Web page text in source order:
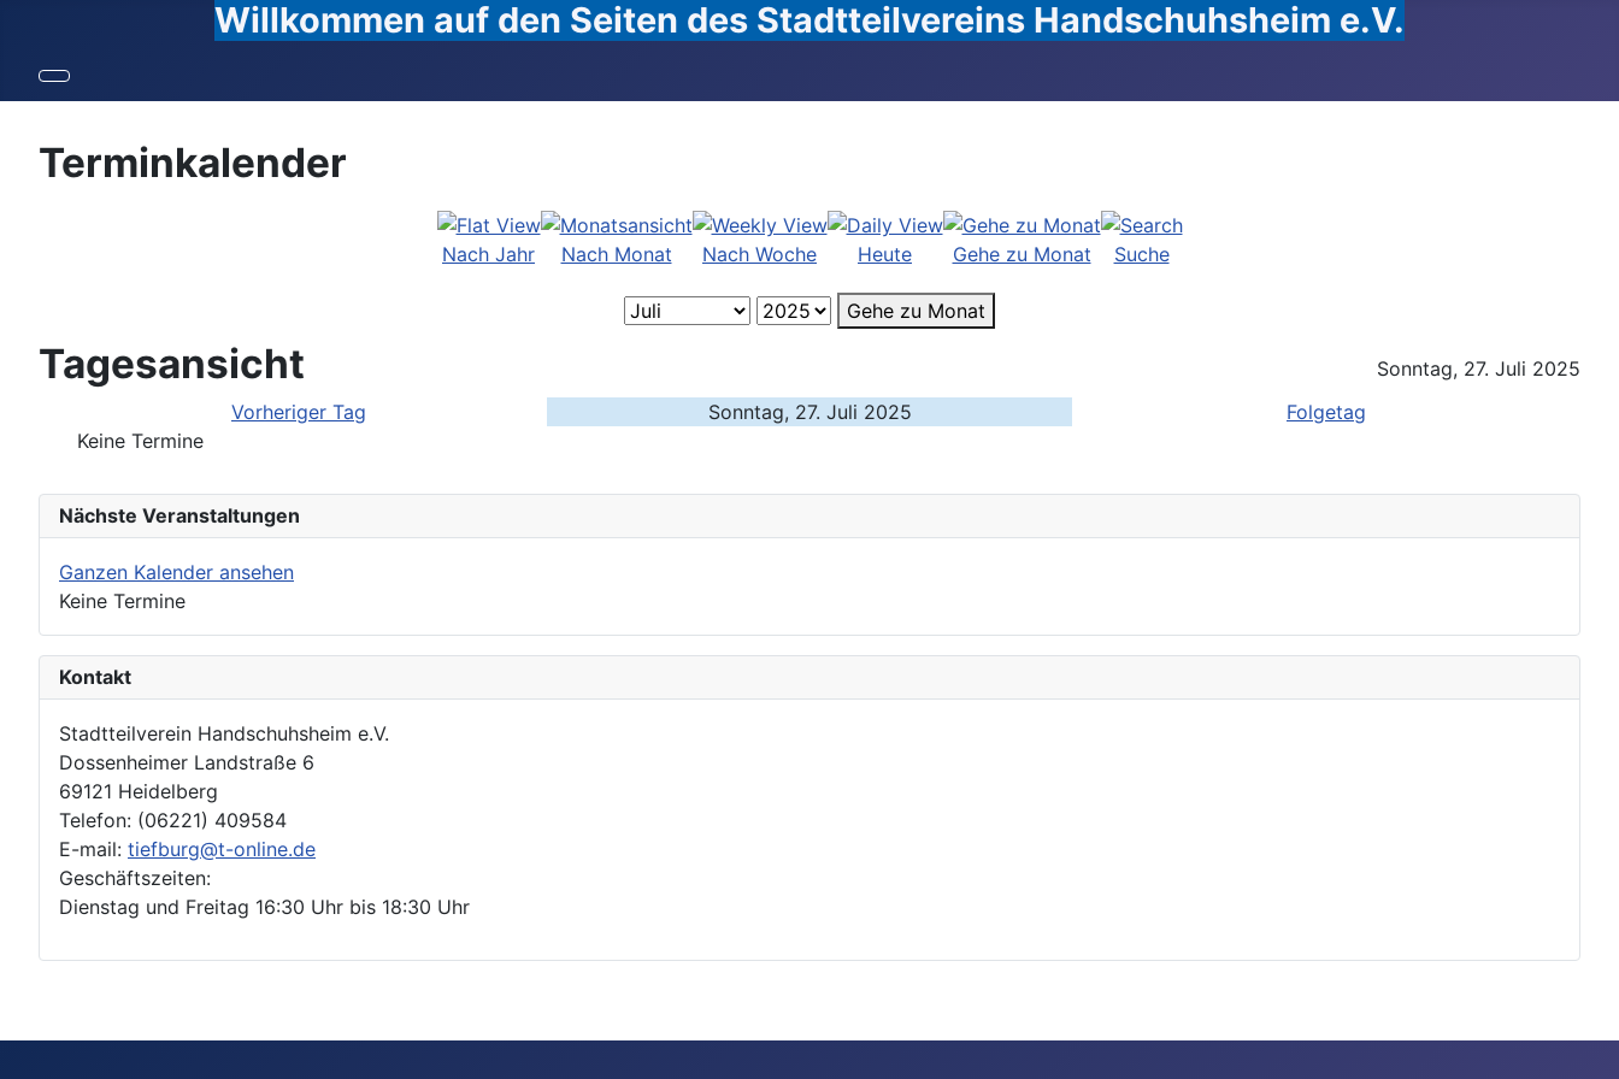
Willkommen auf den Seiten des Stadtteilvereins Handschuhsheim e.V.
Terminkalender
Nach Jahr Nach Monat Nach Woche Heute Gehe zu Monat Suche
Gehe zu Monat
Tagesansicht
Sonntag, 27. Juli 2025
Vorheriger Tag
Sonntag, 27. Juli 2025
Folgetag
Keine Termine
Nächste Veranstaltungen
Ganzen Kalender ansehen
Keine Termine
Kontakt
Stadtteilverein Handschuhsheim e.V.
Dossenheimer Landstraße 6
69121 Heidelberg
Telefon: (06221) 409584
E-mail: tiefburg@t-online.de
Geschäftszeiten:
Dienstag und Freitag 16:30 Uhr bis 18:30 Uhr